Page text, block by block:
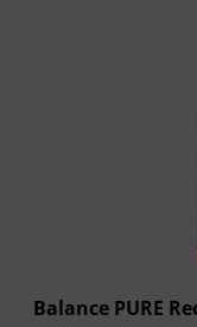
Balance PURE